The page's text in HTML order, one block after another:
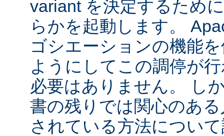
variant を決定するため
らかを起動します。
ゴシエーションの機能
ようにしてこの調停が
必要はありません。 し
書の残りでは関心のあ
されている方法につい